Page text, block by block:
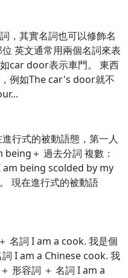
，其實名詞也可以修飾名
英文通常用兩個名詞來表
car door表示車門。 東西
例如The car's door就不
行式的被動語態，第一人
＋ 過去分詞 複數：
am being scolded by my
現在進行式的被動語
名詞 I am a cook. 我是個
I am a Chinese cook. 我
形容詞 ＋ 名詞 I am a